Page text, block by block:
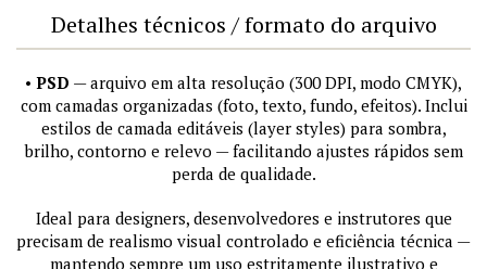
Detalhes técnicos / formato do arquivo
• PSD — arquivo em alta resolução (300 DPI, modo CMYK),
com camadas organizadas (foto, texto, fundo, efeitos). Inclui
estilos de camada editáveis (layer styles) para sombra,
brilho, contorno e relevo — facilitando ajustes rápidos sem
perda de qualidade.
Ideal para designers, desenvolvedores e instrutores que
precisam de realismo visual controlado e eficiência técnica —
mantendo sempre um uso estritamente ilustrativo e